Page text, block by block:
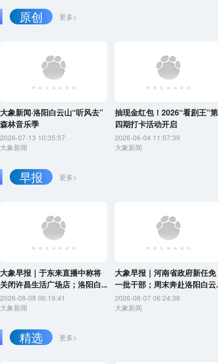
更多>
原创
大象新闻·洛阳白云山“听风去”
森林音乐季
2026-07-13 10:35:57
大象新闻
抽现金红包！2026“看剧王”第
四期打卡活动开启
2026-06-04 11:57:39
大象新闻
更多>
早报
大象早报｜于东来直播中称将
关闭许昌生活广场店；洛阳白...
2026-08-08 06:19:41
大象新闻
大象早报｜河南省政府新任免
一批干部；周末奔赴洛阳白云
2026-08-07 06:24:38
大象新闻
更多>
精选